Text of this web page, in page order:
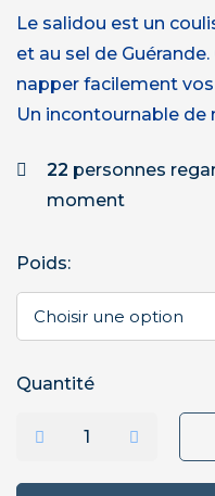
Le salidou est un
et au sel de
napper facilement
Un incontournable de
22 personnes
moment
Poids:
Quantité